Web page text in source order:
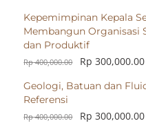
Kepemimpinan Kepala
Membangun Organisasi
dan Produktif
Rp400,000.00 Rp 300,000.00
Geologi, Batuan dan
Referensi
Rp400,000.00 Rp 300,000.00